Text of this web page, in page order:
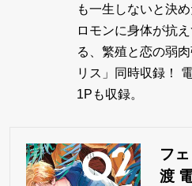
も一生しないと決
ロモンに身体が抗
る、繁殖と恋の弱
リス」同時収録！
1Pも収録。
フ
渡